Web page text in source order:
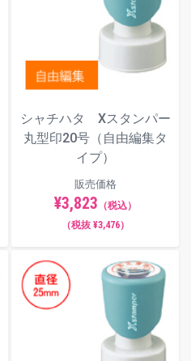
シャチハタ Xスタンパー
丸型印20号（自由編集タ
イプ）
販売価格
¥3,823 （税込）
（税抜 ¥3,476）